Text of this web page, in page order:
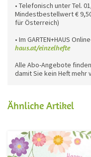
• Telefonisch unter Tel.
Mindestbestellwert €
für Österreich)
• Im GARTEN+HAUS
haus.at/einzelhefte
Alle Abo-Angebote
damit Sie kein Heft mehr
Ähnliche Artikel